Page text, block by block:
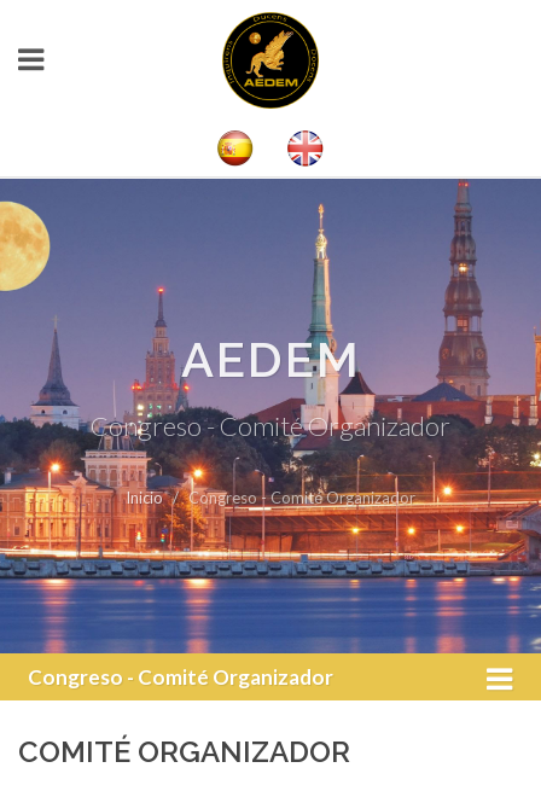
AEDEM
Congreso - Comité Organizador
Inicio Congreso - Comité Organizador
Congreso - Comité Organizador
COMITÉ ORGANIZADOR